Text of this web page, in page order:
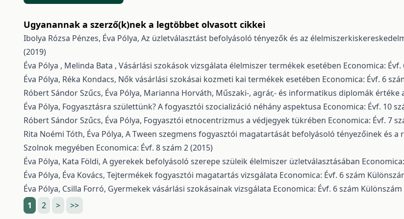
Ugyanannak a szerző(k)nek a legtöbbet olvasott cikkei
Ibolya Rózsa Pénzes, Éva Pólya, Az üzletválasztást befolyásoló tényezők és az
(2019)
Éva Pólya , Melinda Bata , Vásárlási szokások vizsgálata élelmiszer termékek esetében Economica:
Éva Pólya, Réka Kondacs, Nők vásárlási szokásai kozmeti kai termékek esetében Economica: Évf. 6
Róbert Sándor Szűcs, Éva Pólya, Marianna Horváth, Műszaki-, agrár,- és informatikus diplomák értéke
Éva Pólya, Fogyasztásra születtünk? A fogyasztói szocializáció néhány aspektusa Economica: Évf. 10
Róbert Sándor Szűcs, Éva Pólya, Fogyasztói etnocentrizmus a védjegyek tükrében Economica: Évf. 7
Rita Noémi Tóth, Éva Pólya, A Tween szegmens fogyasztói magatartását befolyásoló tényezőinek és
Szolnok megyében Economica: Évf. 8 szám 2 (2015)
Éva Pólya, Kata Földi, A gyerekek befolyásoló szerepe szüleik élelmiszer üzletválasztásában
Éva Pólya, Éva Kovács, Tejtermékek fogyasztói magatartás vizsgálata Economica: Évf. 6 szám
Éva Pólya, Csilla Forró, Gyermekek vásárlási szokásainak vizsgálata Economica: Évf. 6 szám Különszám
1
2 > >>